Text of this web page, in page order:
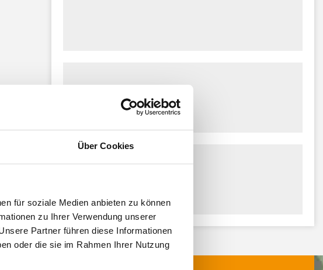
Über Cookies
für soziale Medien anbieten zu können
zu Ihrer Verwendung unserer
Partner führen diese Informationen
oder die sie im Rahmen Ihrer Nutzung